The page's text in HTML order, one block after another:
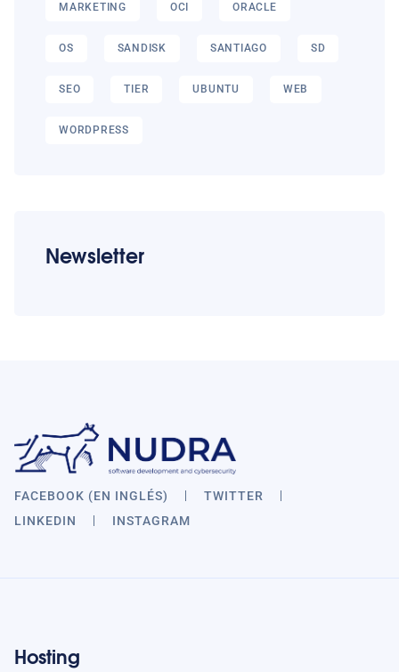
MARKETING OCI ORACLE
OS SANDISK SANTIAGO SD
SEO TIER UBUNTU WEB
WORDPRESS
Newsletter
FACEBOOK (EN INGLÉS)
TWITTER
LINKEDIN
INSTAGRAM
Hosting